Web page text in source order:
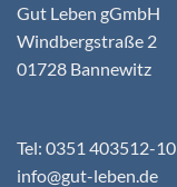
Gut Leben gGmbH
Windbergstraße 2
01728 Bannewitz
Tel: 0351 403512-10
info@gut-leben.de